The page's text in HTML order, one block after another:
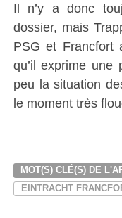
Il n’y a donc
dossier, mais
PSG et Francfort
qu’il exprime une
peu la situation
le moment très
MOT(S) CLÉ(S) DE
EINTRACHT